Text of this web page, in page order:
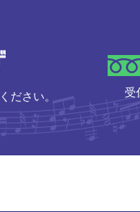
株式会社ピアノプラザ
ださい。 受